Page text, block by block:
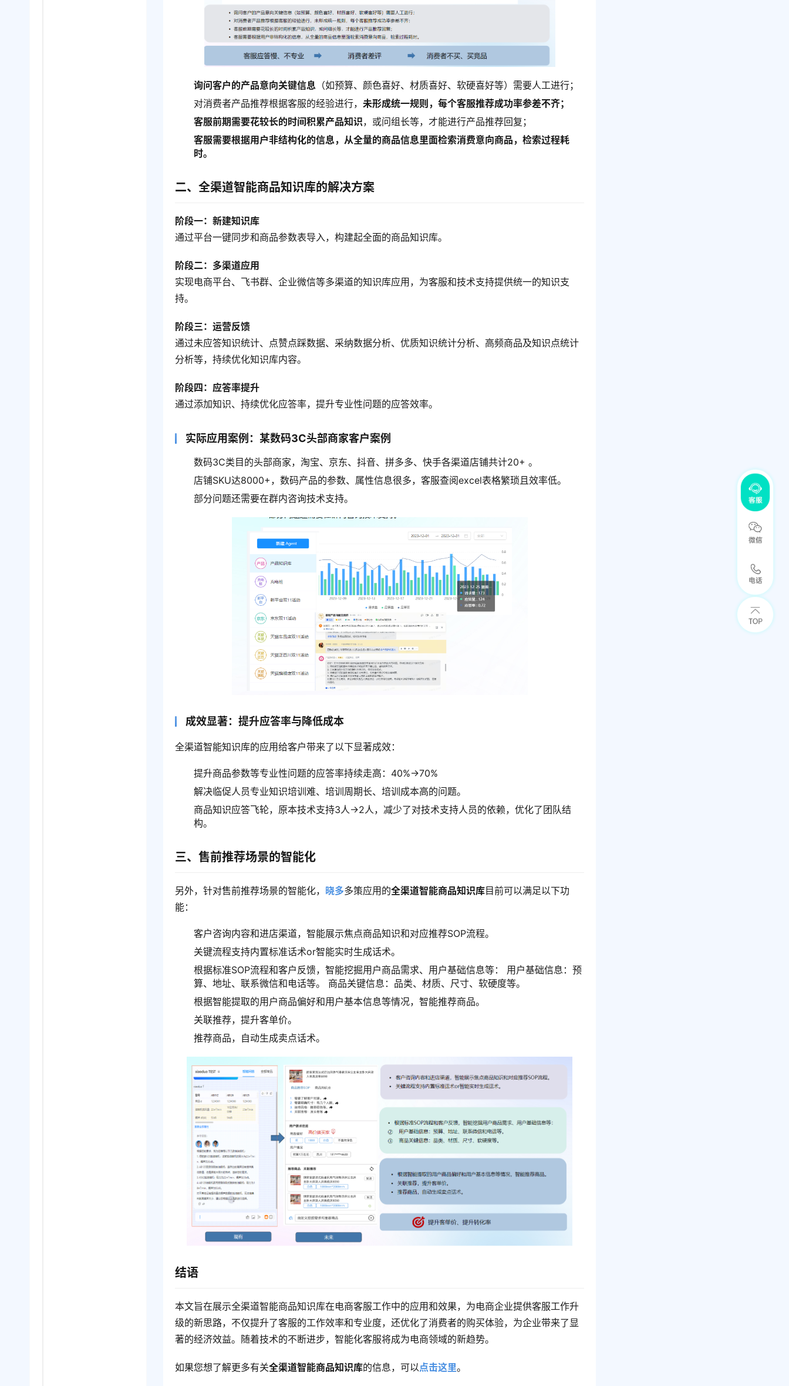
询问客户的产品意向关键信息 （如预算、颜色喜好、材质喜好、软硬喜好等）需要人工进行；
对消费者产品推荐根据客服的经验进行，未形成统一规则，每个客服推荐成功率参差不齐；
客服前期需要花较长的时间积累产品知识，或问组长等，才能进行产品推荐回复；
客服需要根据用户非结构化的信息，从全量的商品信息里面检索消费意向商品，检索过程耗
时。
二、全渠道智能商品知识库的解决方案
阶段一：新建知识库
通过平台一键同步和商品参数表导入，构建起全面的商品知识库。
阶段二：多渠道应用
实现电商平台、飞书群、企业微信等多渠道的知识库应用，为客服和技术支持提供统一的知识支
持。
阶段三：运营反馈
通过未应答知识统计、点赞点踩数据、采纳数据分析、优质知识统计分析、高频商品及知识点统计
分析等，持续优化知识库内容。
阶段四：应答率提升
通过添加知识、持续优化应答率，提升专业性问题的应答效率。
实际应用案例：某数码3C头部商家客户案例
数码3C类目的头部商家，淘宝、京东、抖音、拼多多、快手各渠道店铺共计20+ 。
店铺SKU达8000+，数码产品的参数、属性信息很多，客服查阅excel表格繁琐且效率低。
部分问题还需要在群内咨询技术支持。
成效显著：提升应答率与降低成本
全渠道智能知识库的应用给客户带来了以下显著成效：
提升商品参数等专业性问题的应答率持续走高：40%->70%
解决临促人员专业知识培训难、培训周期长、培训成本高的问题。
商品知识应答飞轮，原本技术支持3人->2人，减少了对技术支持人员的依赖，优化了团队结
构。
三、售前推荐场景的智能化
另外，针对售前推荐场景的智能化， 晓多多策应用的全渠道智能商品知识库目前可以满足以下功
能：
客户咨询内容和进店渠道，智能展示焦点商品知识和对应推荐SOP流程。
关键流程支持内置标准话术or智能实时生成话术。
根据标准SOP流程和客户反馈，智能挖掘用户商品需求、用户基础信息等： 用户基础信息：预
算、地址、联系微信和电话等。 商品关键信息：品类、材质、尺寸、软硬度等。
根据智能提取的用户商品偏好和用户基本信息等情况，智能推荐商品。
关联推荐，提升客单价。
推荐商品，自动生成卖点话术。
结语
本文旨在展示全渠道智能商品知识库在电商客服工作中的应用和效果，为电商企业提供客服工作升
级的新思路，不仅提升了客服的工作效率和专业度，还优化了消费者的购买体验，为企业带来了显
著的经济效益。随着技术的不断进步，智能化客服将成为电商领域的新趋势。
如果您想了解更多有关全渠道智能商品知识库的信息，可以点击这里。